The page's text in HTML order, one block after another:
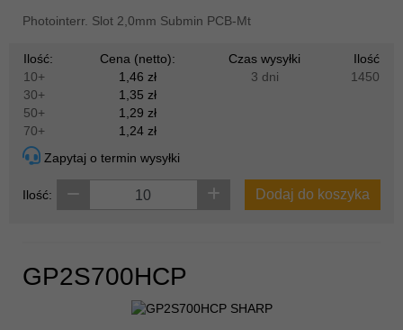
Photointerr. Slot 2,0mm Submin PCB-Mt
Ilość:
Cena (netto):
10+
1,46 zł
30+
1,35 zł
50+
1,29 zł
70+
1,24 zł
Czas wysyłki
Ilość
3 dni
1450
Zapytaj o termin wysyłki
Ilość: Dodaj do koszyka
GP2S700HCP